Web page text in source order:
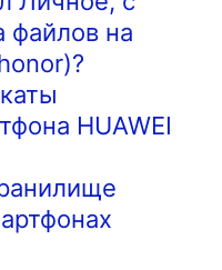
файлов на
HUAWEI